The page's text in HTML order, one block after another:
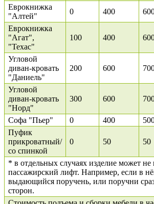
Еврокнижка
"Алтей"
0 400
Еврокнижка
"Агат",
"Техас"
100 400
Угловой
диван-кровать
"Даниель"
200 600
Угловой
диван-кровать
"Норд"
300 600
Софа "Пьер" 0 400
Пуфик
прикроватный/
со спинкой
0 50 50
* в отдельных случаях изделие может не
пассажирский лифт. Например, если в
выдающийся поручень, или поручни
сторон.